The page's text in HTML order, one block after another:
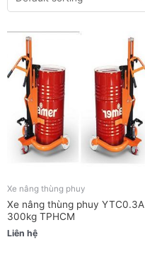
Xe nâng thùng phuy
Xe nâng thùng phuy YTC0.3A
300kg TPHCM
Liên hệ